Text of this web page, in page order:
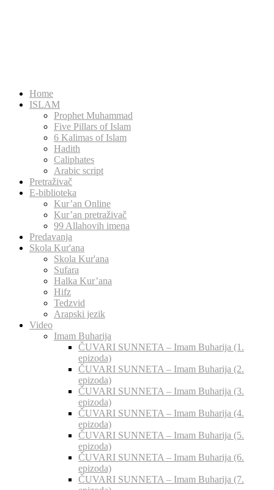
Home
ISLAM
Prophet Muhammad
Five Pillars of Islam
6 Kalimas of Islam
Hadith
Caliphates
Arabic script
Pretraživač
E-biblioteka
Kur’an Online
Kur’an pretraživač
99 Allahovih imena
Predavanja
Skola Kur'ana
Skola Kur'ana
Sufara
Halka Kur’ana
Hifz
Tedzvid
Arapski jezik
Video
Imam Buharija
ČUVARI SUNNETA – Imam Buharija (1.
epizoda)
ČUVARI SUNNETA – Imam Buharija (2.
epizoda)
ČUVARI SUNNETA – Imam Buharija (3.
epizoda)
ČUVARI SUNNETA – Imam Buharija (4.
epizoda)
ČUVARI SUNNETA – Imam Buharija (5.
epizoda)
ČUVARI SUNNETA – Imam Buharija (6.
epizoda)
ČUVARI SUNNETA – Imam Buharija (7.